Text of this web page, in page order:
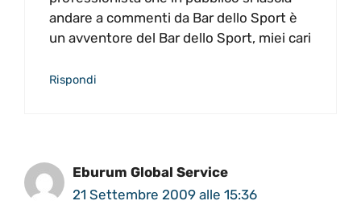
andare a commenti da Bar dello Sport è
un avventore del Bar dello Sport, miei cari
Rispondi
Eburum Global Service
21 Settembre 2009 alle 15:36